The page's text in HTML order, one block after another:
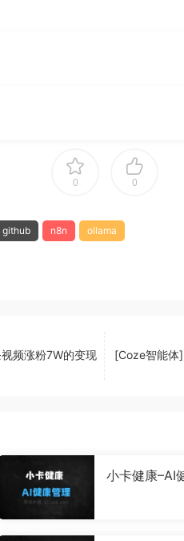
0 0
github n8n ollama
频涨粉7W的变现
[Coze智能体
小卡健康–AI